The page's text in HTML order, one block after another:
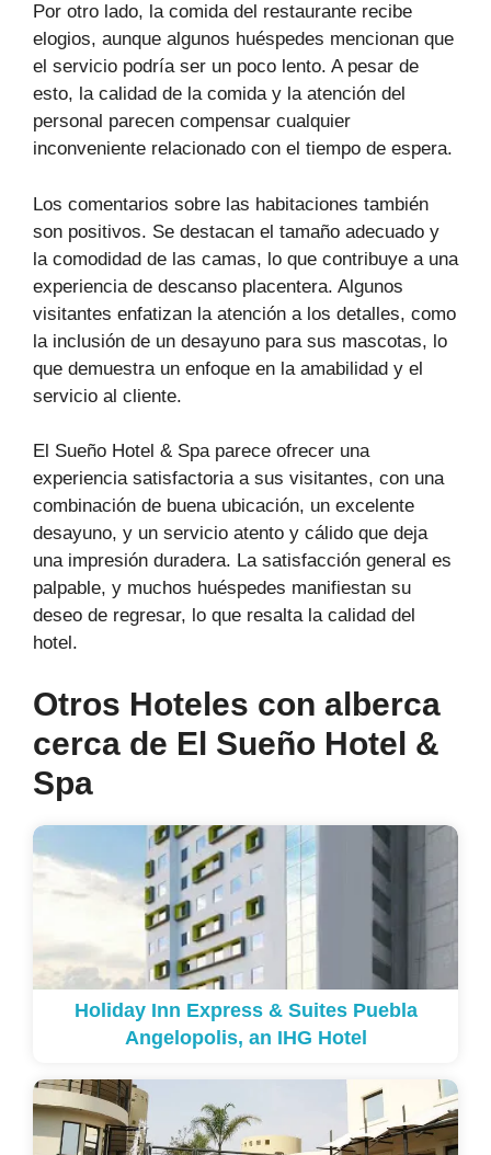
Por otro lado, la comida del restaurante recibe
elogios, aunque algunos huéspedes mencionan que
el servicio podría ser un poco lento. A pesar de
esto, la calidad de la comida y la atención del
personal parecen compensar cualquier
inconveniente relacionado con el tiempo de espera.
Los comentarios sobre las habitaciones también
son positivos. Se destacan el tamaño adecuado y
la comodidad de las camas, lo que contribuye a una
experiencia de descanso placentera. Algunos
visitantes enfatizan la atención a los detalles, como
la inclusión de un desayuno para sus mascotas, lo
que demuestra un enfoque en la amabilidad y el
servicio al cliente.
El Sueño Hotel & Spa parece ofrecer una
experiencia satisfactoria a sus visitantes, con una
combinación de buena ubicación, un excelente
desayuno, y un servicio atento y cálido que deja
una impresión duradera. La satisfacción general es
palpable, y muchos huéspedes manifiestan su
deseo de regresar, lo que resalta la calidad del
hotel.
Otros Hoteles con alberca
cerca de El Sueño Hotel &
Spa
Holiday Inn Express & Suites Puebla
Angelopolis, an IHG Hotel